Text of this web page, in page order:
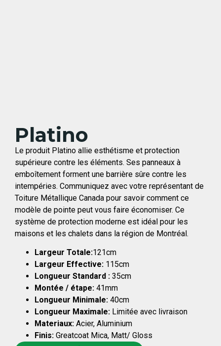
Platino
Le produit Platino allie esthétisme et protection
supérieure contre les éléments. Ses panneaux à
emboîtement forment une barrière sûre contre les
intempéries. Communiquez avec votre représentant de
Toiture Métallique Canada pour savoir comment ce
modèle de pointe peut vous faire économiser. Ce
système de protection moderne est idéal pour les
maisons et les chalets dans la région de Montréal.
Largeur Totale:121cm
Largeur Effective: 115cm
Longueur Standard : 35cm
Montée / étape: 41mm
Longueur Minimale: 40cm
Longueur Maximale: Limitée avec livraison
Materiaux: Acier, Aluminium
Finis: Greatcoat Mica, Matt/ Gloss